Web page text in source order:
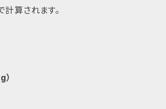
計算されます。